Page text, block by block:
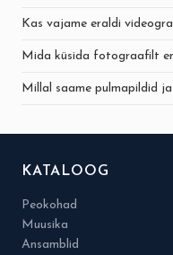
Kas vajame eraldi
Mida küsida fotograafilt
Millal saame pulmapildid
KATALOOG
Peokohad
Muusika
Ansamblid